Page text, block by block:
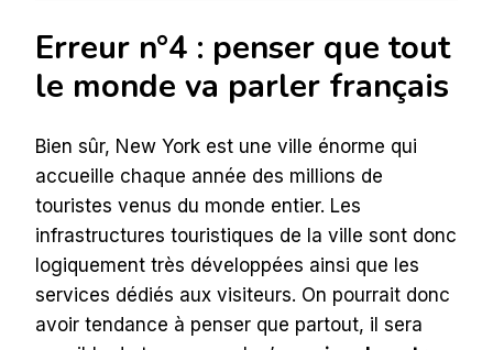
Erreur n°4 : penser que tout
le monde va parler français
Bien sûr, New York est une ville énorme qui
accueille chaque année des millions de
touristes venus du monde entier. Les
infrastructures touristiques de la ville sont donc
logiquement très développées ainsi que les
services dédiés aux visiteurs. On pourrait donc
avoir tendance à penser que partout, il sera